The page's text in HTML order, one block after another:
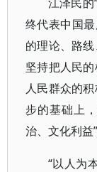
终代表中国
的理论、路
坚持把人民
人民群众的
步的基础上
治、文化利益”
“以人为